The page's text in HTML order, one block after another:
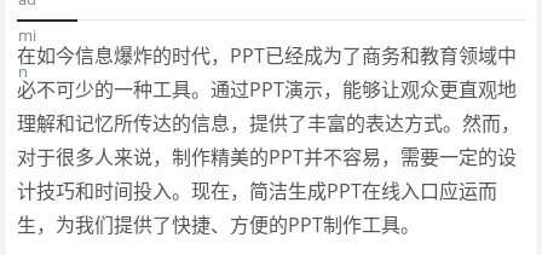
在如今信息爆炸的时代，PPT已经成为了商务和教育领域中
必不可少的一种工具。通过PPT演示，能够让观众更直观地
理解和记忆所传达的信息，提供了丰富的表达方式。然而，
对于很多人来说，制作精美的PPT并不容易，需要一定的设
计技巧和时间投入。现在，简洁生成PPT在线入口应运而
生，为我们提供了快捷、方便的PPT制作工具。